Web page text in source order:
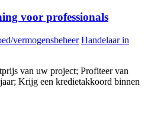
voor professionals
vermogensbeheer Handelaar in
van uw project; Profiteer van
Krijg een kredietakkoord binnen